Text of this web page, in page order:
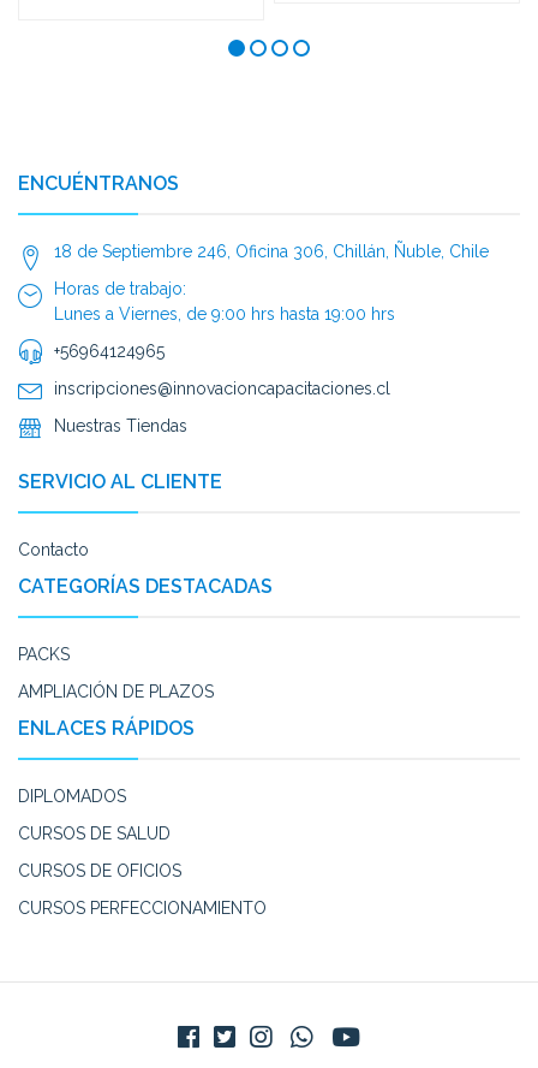
ENCUÉNTRANOS
18 de Septiembre 246, Oficina 306, Chillán, Ñuble, Chile
Horas de trabajo:
Lunes a Viernes, de 9:00 hrs hasta 19:00 hrs
+56964124965
inscripciones@innovacioncapacitaciones.cl
Nuestras Tiendas
SERVICIO AL CLIENTE
Contacto
CATEGORÍAS DESTACADAS
PACKS
AMPLIACIÓN DE PLAZOS
ENLACES RÁPIDOS
DIPLOMADOS
CURSOS DE SALUD
CURSOS DE OFICIOS
CURSOS PERFECCIONAMIENTO